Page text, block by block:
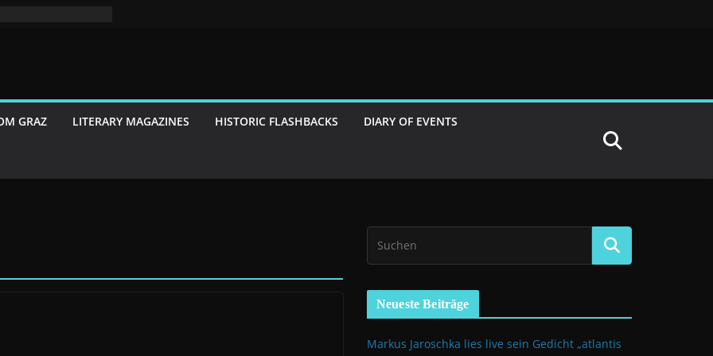
„atlantis ist
GRAZ LITERARY MAGAZINES HISTORIC FLASHBACKS DIARY OF EVENTS
Neueste Beiträge
Markus Jaroschka lies live sein Gedicht „atlantis